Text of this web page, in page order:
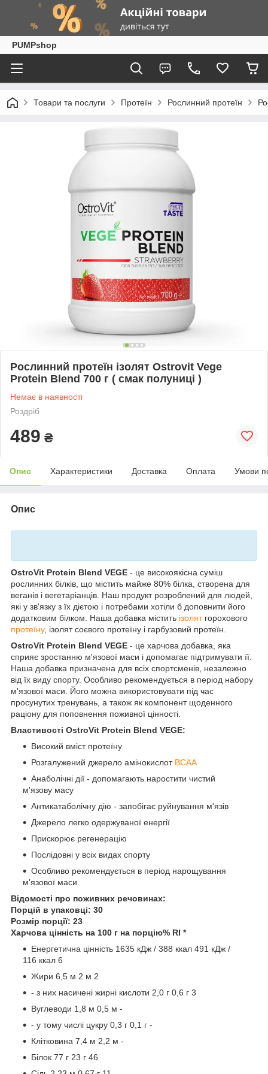
PUMPshop
Товари та послуги Протеїн Рослинний протеїн
Рослинний протеїн ізолят Ostrovit Vege
Protein Blend 700 г ( смак полуниці )
Немає в наявності
Роздріб
489 ₴
Опис Характеристики Доставка Оплата Умови
Опис
OstroVit Protein Blend VEGE - це високоякісна суміш
рослинних білків, що містить майже 80% білка, створена для
веганів і вегетаріанців. Наш продукт розроблений для людей,
які у зв'язку з їх дієтою і потребами хотіли б доповнити його
додатковим білком. Наша добавка містить ізолятгорохового
протеїну, ізолят соєвого протеїну і гарбузовий протеїн.
OstroVit Protein Blend VEGE - це харчова добавка, яка
сприяє зростанню м'язової маси і допомагає підтримувати її.
Наша добавка призначена для всіх спортсменів, незалежно
від їх виду спорту. Особливо рекомендується в період набору
м'язової маси. Його можна використовувати під час
просунутих тренувань, а також як компонент щоденного
раціону для поповнення поживної цінності.
Властивості OstroVit Protein Blend VEGE:
Високий вміст протеїну
Розгалужений джерело амінокислот BCAA
Анаболічні дії - допомагають наростити чистий
м'язову масу
Антикатаболічну дію - запобігає руйнування м'язів
Джерело легко одержуваної енергії
Прискорює регенерацію
Послідовні у всіх видах спорту
Особливо рекомендується в період нарощування
м'язової маси.
Відомості про поживних речовинах:
Порцій в упаковці: 30
Розмір порції: 23
Харчова цінність на 100 г на порцію% RI *
Енергетична цінність 1635 кДж / 388 ккал 491 кДж /
116 ккал 6
Жири 6,5 м 2 м 2
- з них насичені жирні кислоти 2,0 г 0,6 г 3
Вуглеводи 1,8 м 0,5 м -
- у тому числі цукру 0,3 г 0,1 г -
Клітковина 7,4 м 2,2 м -
Білок 77 г 23 г 46